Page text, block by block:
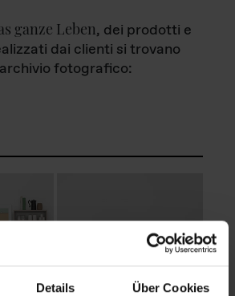
Details Über Cookies
ganze Leben, dei prodotti e
dai clienti si trovano
fotografico: